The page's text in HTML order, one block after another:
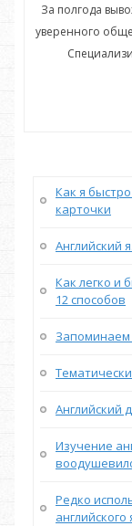
За полгода
уверенного
Как я
карточки
Английский
Как легко и
12 способов
Запоминаем
Английский
Изучение
Редко